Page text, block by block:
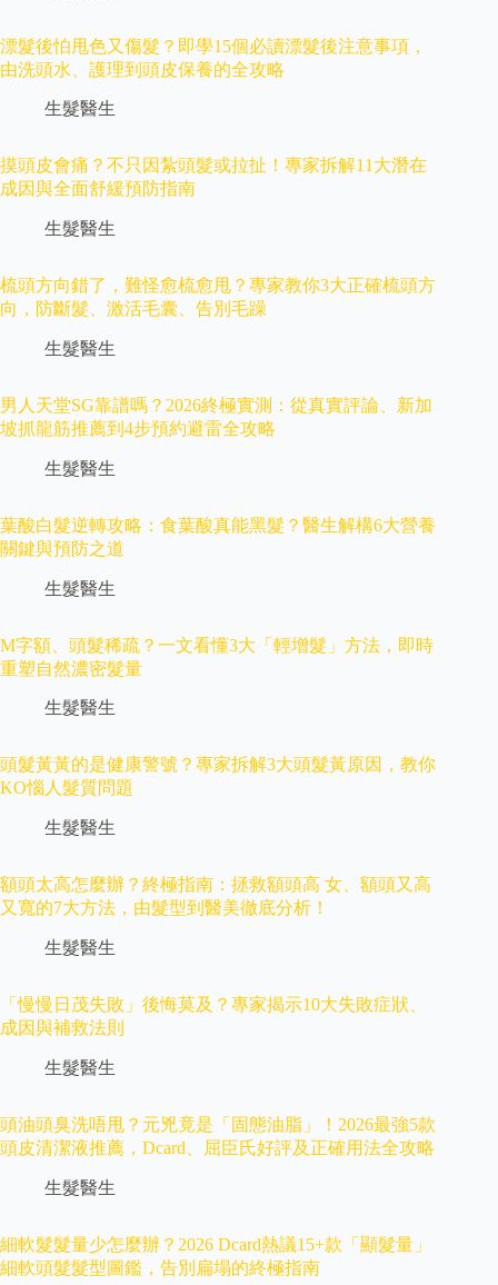
漂髮後怕甩色又傷髮？即學15個必讀漂髮後注意事項，
由洗頭水、護理到頭皮保養的全攻略
生髮醫生
摸頭皮會痛？不只因紮頭髮或拉扯！專家拆解11大潛在
成因與全面舒緩預防指南
生髮醫生
梳頭方向錯了，難怪愈梳愈甩？專家教你3大正確梳頭方
向，防斷髮、激活毛囊、告別毛躁
生髮醫生
男人天堂SG靠譜嗎？2026終極實測：從真實評論、新加
坡抓龍筋推薦到4步預約避雷全攻略
生髮醫生
葉酸白髮逆轉攻略：食葉酸真能黑髮？醫生解構6大營養
關鍵與預防之道
生髮醫生
M字額、頭髮稀疏？一文看懂3大「輕增髮」方法，即時
重塑自然濃密髮量
生髮醫生
頭髮黃黃的是健康警號？專家拆解3大頭髮黃原因，教你
KO惱人髮質問題
生髮醫生
額頭太高怎麼辦？終極指南：拯救額頭高 女、額頭又高
又寬的7大方法，由髮型到醫美徹底分析！
生髮醫生
「慢慢日茂失敗」後悔莫及？專家揭示10大失敗症狀、
成因與補救法則
生髮醫生
頭油頭臭洗唔甩？元兇竟是「固態油脂」！2026最強5款
頭皮清潔液推薦，Dcard、屈臣氏好評及正確用法全攻略
生髮醫生
細軟髮髮量少怎麼辦？2026 Dcard熱議15+款「顯髮量」
細軟頭髮髮型圖鑑，告別扁塌的終極指南